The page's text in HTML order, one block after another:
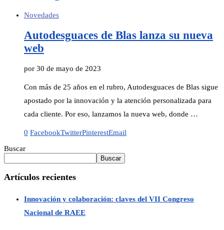
Novedades
Autodesguaces de Blas lanza su nueva
web
por 30 de mayo de 2023
Con más de 25 años en el rubro, Autodesguaces de Blas sigue
apostado por la innovación y la atención personalizada para
cada cliente. Por eso, lanzamos la nueva web, donde …
0 FacebookTwitterPinterestEmail
Buscar
Buscar
Artículos recientes
Innovación y colaboración: claves del VII Congreso
Nacional de RAEE